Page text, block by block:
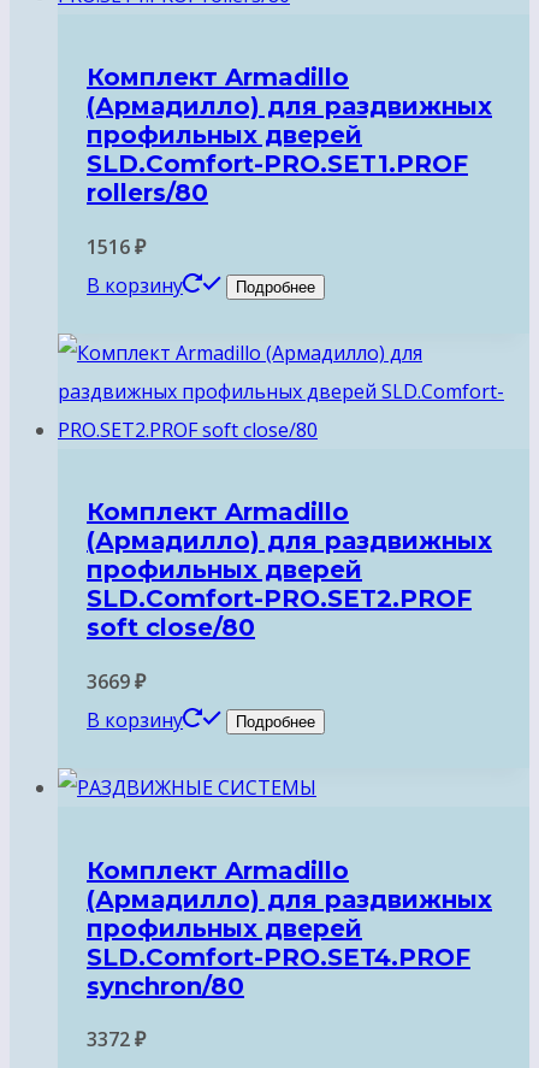
Комплект Armadillo
(Армадилло) для раздвижных
профильных дверей
SLD.Comfort-PRO.SET1.PROF
rollers/80
1516₽
В корзину
Подробнее
Комплект Armadillo
(Армадилло) для раздвижных
профильных дверей
SLD.Comfort-PRO.SET2.PROF
soft close/80
3669₽
В корзину
Подробнее
Комплект Armadillo
(Армадилло) для раздвижных
профильных дверей
SLD.Comfort-PRO.SET4.PROF
synchron/80
3372₽